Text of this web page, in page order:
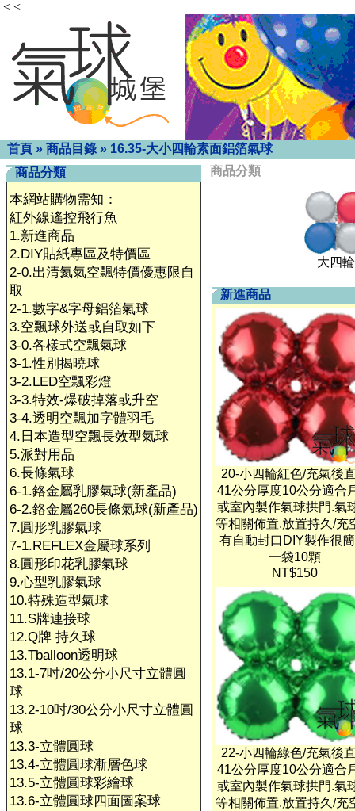
< <
首頁 » 商品目錄 » 16.35-大小四輪素面鋁箔氣球
商品分類
本網站購物需知：
紅外線遙控飛行魚
1.新進商品
2.DIY貼紙專區及特價區
2-0.出清氦氣空飄特價優惠限自
取
2-1.數字&字母鋁箔氣球
3.空飄球外送或自取如下
3-0.各樣式空飄氣球
3-1.性別揭曉球
3-2.LED空飄彩燈
3-3.特效-爆破掉落或升空
3-4.透明空飄加字體羽毛
4.日本造型空飄長效型氣球
5.派對用品
6.長條氣球
6-1.鉻金屬乳膠氣球(新產品)
6-2.鉻金屬260長條氣球(新產品)
7.圓形乳膠氣球
7-1.REFLEX金屬球系列
8.圓形印花乳膠氣球
9.心型乳膠氣球
10.特殊造型氣球
11.S牌連接球
12.Q牌 持久球
13.Tballoon透明球
13.1-7吋/20公分小尺寸立體圓
球
13.2-10吋/30公分小尺寸立體圓
球
13.3-立體圓球
13.4-立體圓球漸層色球
13.5-立體圓球彩繪球
13.6-立體圓球四面圖案球
商品分類
大四輪
新進商品
20-小四輪紅色/充氣後
41公分厚度10公分適合
或室內製作氣球拱門.氣
等相關佈置.放置持久/充
有自動封口DIY製作很
一袋10顆
NT$150
22-小四輪綠色/充氣後
41公分厚度10公分適合
或室內製作氣球拱門.氣
等相關佈置.放置持久/充